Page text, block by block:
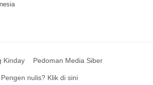
Kinday Pedoman Media Siber
Pengen nulis? Klik di sini